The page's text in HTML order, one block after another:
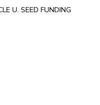
U. SEED FUNDING